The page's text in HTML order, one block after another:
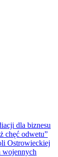
dla biznesu
chęć odwetu”
Ostrowieckiej
wojennych